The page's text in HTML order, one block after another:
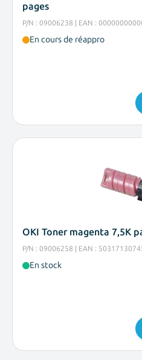
pages
P/N : 09006238 | EAN :
En cours de réappro
OKI Toner magenta 7,5K
P/N : 09006258 | EAN :
En stock